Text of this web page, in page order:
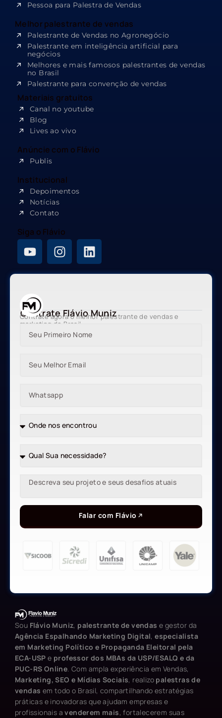
Pessoa para Palestra de Vendas
Melhor palestrante de vendas
Palestrante de Vendas no Agronegócio
Palestrante em inteligência artificial para
negócios
Melhores e mais famosos palestrantes de vendas
no Brasil
Palestrante para convenção de vendas
Materiais gratuitos
Canal no youtube
Blog
Lives ao vivo
Anúncie com o Flávio
Publis
Institucional
Depoimentos
Notícias
Contato
Siga o Flávio
Contrate Flávio Muniz
Contrate agora o melhor palestrante de vendas e
marketing do Brasil
Falar com Flávio
Sou Flávio Muniz, palestrante de vendas e gestor da
Agência Espalhando Marketing Digital,especialista
em Marketing Político e Propaganda Eleitoral pela
ECA-USP e professor dos MBAs da USP/ESALQ e da
PUC-RS Online. Com ampla experiência em Vendas,
Marketing, SEO e Mídias Sociais, realizo palestras de
vendas em todo o Brasil, compartilhando estratégias
práticas e inovadoras que ajudam empresas e
profissionais avenderem mais, fortalecerem suas